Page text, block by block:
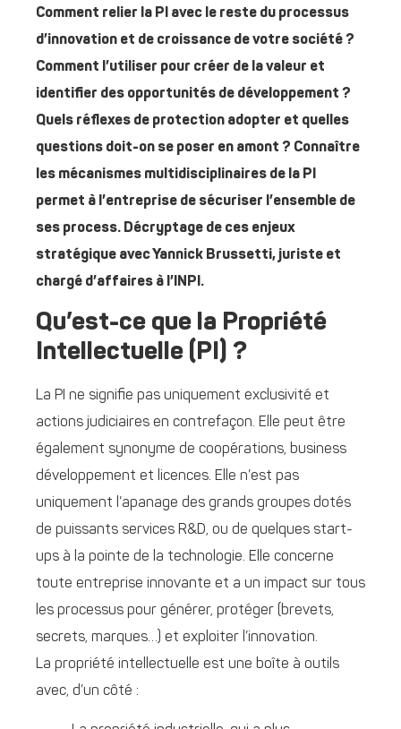
Comment relier la PI avec le reste du processus
d’innovation et de croissance de votre société ?
Comment l’utiliser pour créer de la valeur et
identifier des opportunités de développement ?
Quels réflexes de protection adopter et quelles
questions doit-on se poser en amont ? Connaître
les mécanismes multidisciplinaires de la PI
permet à l’entreprise de sécuriser l’ensemble de
ses process. Décryptage de ces enjeux
stratégique avec Yannick Brussetti, juriste et
chargé d’affaires à l’INPI.
Qu’est-ce que la Propriété
Intellectuelle (PI) ?
La PI ne signifie pas uniquement exclusivité et
actions judiciaires en contrefaçon. Elle peut être
également synonyme de coopérations, business
développement et licences. Elle n’est pas
uniquement l’apanage des grands groupes dotés
de puissants services R&D, ou de quelques start-
ups à la pointe de la technologie. Elle concerne
toute entreprise innovante et a un impact sur tous
les processus pour générer, protéger (brevets,
secrets, marques…) et exploiter l’innovation.
La propriété intellectuelle est une boîte à outils
avec, d’un côté :